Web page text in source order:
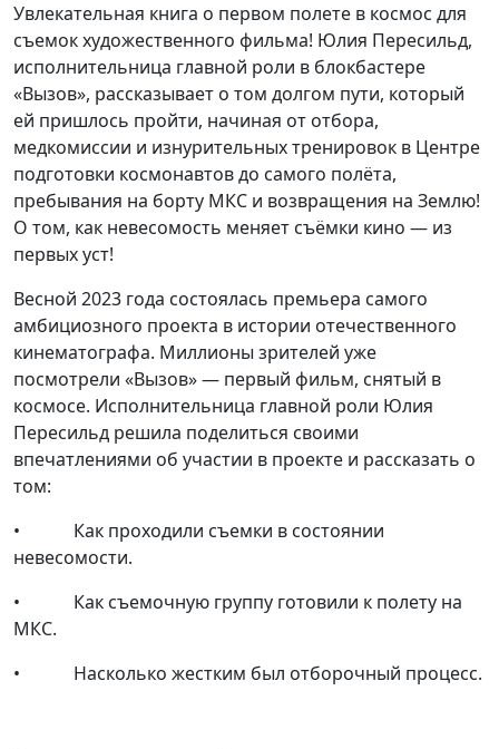
Увлекательная книга о первом полете в космос для
съемок художественного фильма! Юлия Пересильд,
исполнительница главной роли в блокбастере
«Вызов», рассказывает о том долгом пути, который
ей пришлось пройти, начиная от отбора,
медкомиссии и изнурительных тренировок в Центре
подготовки космонавтов до самого полёта,
пребывания на борту МКС и возвращения на Землю!
О том, как невесомость меняет съёмки кино — из
первых уст!
Весной 2023 года состоялась премьера самого
амбициозного проекта в истории отечественного
кинематографа. Миллионы зрителей уже
посмотрели «Вызов» — первый фильм, снятый в
космосе. Исполнительница главной роли Юлия
Пересильд решила поделиться своими
впечатлениями об участии в проекте и рассказать о
том:
•​ ​ ​ ​ ​ ​ ​ ​ ​ ​ ​ ​ Как проходили съемки в состоянии
невесомости.
•​ ​ ​ ​ ​ ​ ​ ​ ​ ​ ​ ​ Как съемочную группу готовили к полету на
МКС.
•​ ​ ​ ​ ​ ​ ​ ​ ​ ​ ​ ​ Насколько жестким был отборочный процесс.